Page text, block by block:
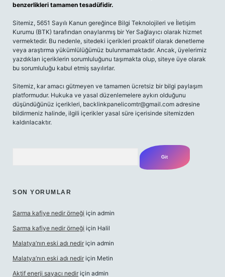
benzerlikleri tamamen tesadüfidir.
Sitemiz, 5651 Sayılı Kanun gereğince Bilgi Teknolojileri ve İletişim
Kurumu (BTK) tarafından onaylanmış bir Yer Sağlayıcı olarak hizmet
vermektedir. Bu nedenle, sitedeki içerikleri proaktif olarak denetleme
veya araştırma yükümlülüğümüz bulunmamaktadır. Ancak, üyelerimiz
yazdıkları içeriklerin sorumluluğunu taşımakta olup, siteye üye olarak
bu sorumluluğu kabul etmiş sayılırlar.
Sitemiz, kar amacı gütmeyen ve tamamen ücretsiz bir bilgi paylaşım
platformudur. Hukuka ve yasal düzenlemelere aykırı olduğunu
düşündüğünüz içerikleri, backlinkpanelicomtr@gmail.com adresine
bildirmeniz halinde, ilgili içerikler yasal süre içerisinde sitemizden
kaldırılacaktır.
SON YORUMLAR
Sarma kafiye nedir örneği için admin
Sarma kafiye nedir örneği için Halil
Malatya’nın eski adı nedir için admin
Malatya’nın eski adı nedir için Metin
Aktif enerji sayacı nedir için admin